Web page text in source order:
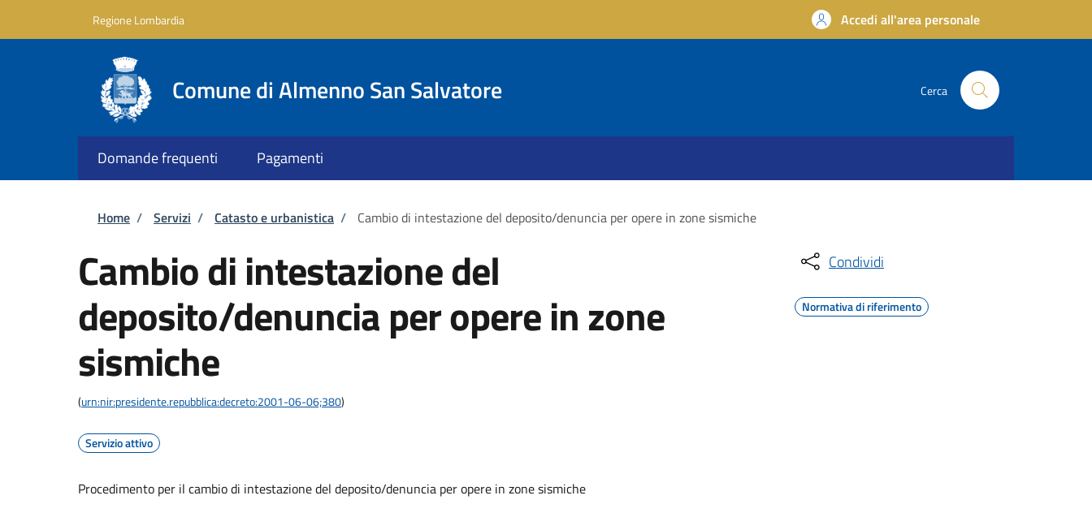
Regione Lombardia Accedi all'area personale
Comune di Almenno San Salvatore Cerca
Domande frequenti Pagamenti
Briciole di pane
Home / Servizi / Catasto e urbanistica / Cambio di intestazione del deposito/denuncia per opere in zone sismiche
Cambio di intestazione del
deposito/denuncia per opere in zone
sismiche
(urn:nir:presidente.repubblica:decreto:2001-06-06;380)
Servizio attivo
Procedimento per il cambio di intestazione del deposito/denuncia per opere in zone sismiche
Condividi
Normativa di riferimento